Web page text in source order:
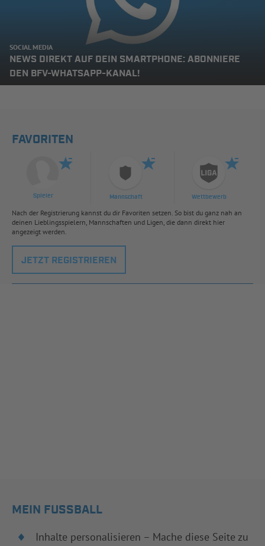
SOCIAL MEDIA
NEWS DIREKT AUF DEIN SMARTPHONE: ABONNIERE
DEN BFV-WHATSAPP-KANAL!
FAVORITEN
Spieler Mannschaft Wettbewerb
Nach der Registrierung kannst du dir Favoriten setzen. So bist du ganz nah an
deinen Lieblingsspielern, Mannschaften und Ligen, die dann direkt hier
angezeigt werden.
JETZT REGISTRIEREN
MEIN FUSSBALL
Inhalte personalisieren – Mache diese Seite zu